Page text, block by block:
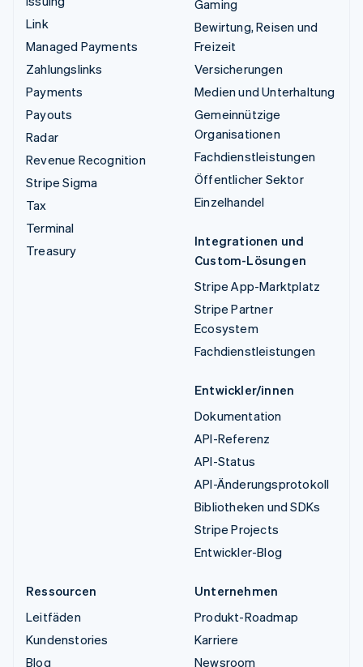
Link
Managed Payments
Zahlungslinks
Payments
Payouts
Radar
Revenue Recognition
Stripe Sigma
Tax
Terminal
Treasury
Gaming
Bewirtung, Reisen und
Freizeit
Versicherungen
Medien und Unterhaltung
Gemeinnützige
Organisationen
Fachdienstleistungen
Öffentlicher Sektor
Einzelhandel
Integrationen und
Custom-Lösungen
Stripe App-Marktplatz
Stripe Partner
Ecosystem
Fachdienstleistungen
Entwickler/innen
Dokumentation
API-Referenz
API-Status
API-Änderungsprotokoll
Bibliotheken und SDKs
Stripe Projects
Entwickler-Blog
Ressourcen
Leitfäden
Kundenstories
Blog
Unternehmen
Produkt-Roadmap
Karriere
Newsroom